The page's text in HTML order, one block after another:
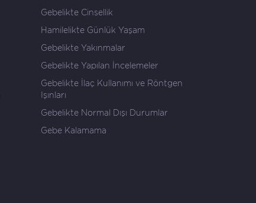
Gebelikte Cinsellik
Hamilelikte Günlük Yaşam
Gebelikte Yakınmalar
Gebelikte Yapılan İncelemeler
Gebelikte İlaç Kullanımı ve Röntgen
Işınları
Gebelikte Normal Dışı Durumlar
Gebe Kalamama